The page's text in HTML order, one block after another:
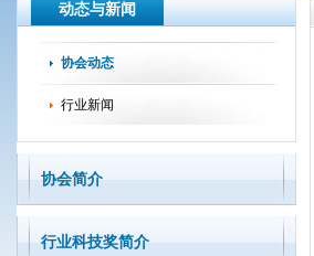
动态与新闻
协会动态
行业新闻
协会简介
行业科技奖简介